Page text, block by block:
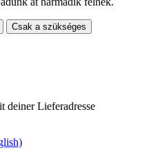
Csak a szükséges
deiner Lieferadresse